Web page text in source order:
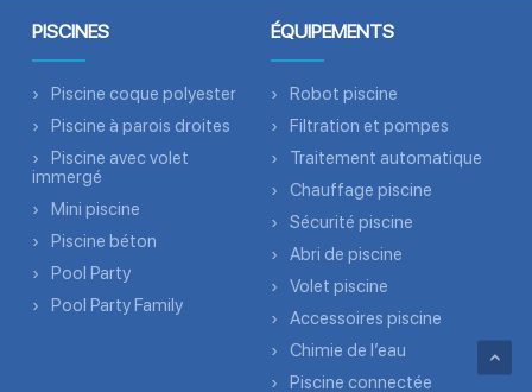
PISCINES
Piscine coque polyester
Piscine à parois droites
Piscine avec volet
immergé
Mini piscine
Piscine béton
Pool Party
Pool Party Family
ÉQUIPEMENTS
Robot piscine
Filtration et pompes
Traitement automatique
Chauffage piscine
Sécurité piscine
Abri de piscine
Volet piscine
Accessoires piscine
Chimie de l’eau
Piscine connectée